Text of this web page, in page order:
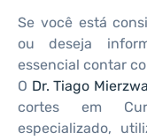
Se você está
ou deseja
essencial contar
O Dr. Tiago Mierzwa
cortes em
especializado,